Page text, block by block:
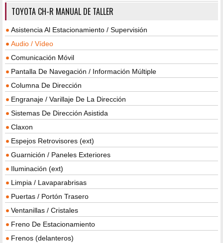
TOYOTA CH-R MANUAL DE TALLER
Asistencia Al Estacionamiento / Supervisión
Audio / Vídeo
Comunicación Móvil
Pantalla De Navegación / Información Múltiple
Columna De Dirección
Engranaje / Varillaje De La Dirección
Sistemas De Dirección Asistida
Claxon
Espejos Retrovisores (ext)
Guarnición / Paneles Exteriores
Iluminación (ext)
Limpia / Lavaparabrisas
Puertas / Portón Trasero
Ventanillas / Cristales
Freno De Estacionamiento
Frenos (delanteros)